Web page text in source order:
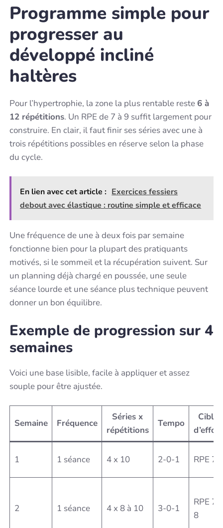
Programme simple pour
progresser au
développé incliné
haltères
Pour l’hypertrophie, la zone la plus rentable reste 6 à
12 répétitions. Un RPE de 7 à 9 suffit largement pour
construire. En clair, il faut finir ses séries avec une à
trois répétitions possibles en réserve selon la phase
du cycle.
En lien avec cet article : Exercices fessiers
debout avec élastique : routine simple et efficace
Une fréquence de une à deux fois par semaine
fonctionne bien pour la plupart des pratiquants
motivés, si le sommeil et la récupération suivent. Sur
un planning déjà chargé en poussée, une seule
séance lourde et une séance plus technique peuvent
donner un bon équilibre.
Exemple de progression sur 4
semaines
Voici une base lisible, facile à appliquer et assez
souple pour être ajustée.
Semaine Fréquence
Séries x
répétitions
Tempo
Cible
d’effort
1 1 séance 4 x 10 2-0-1 RPE 7
2 1 séance 4 x 8 à 10 3-0-1
RPE 7 à
8